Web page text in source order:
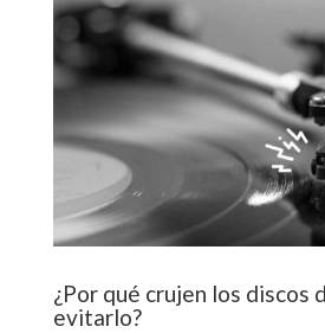
¿Por qué crujen los discos
evitarlo?